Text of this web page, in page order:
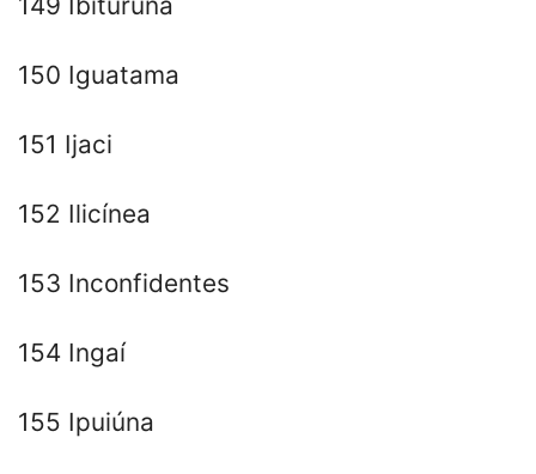
150 Iguatama
151 Ijaci
152 Ilicínea
153 Inconfidentes
154 Ingaí
155 Ipuiúna